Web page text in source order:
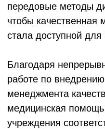
передовые методы
чтобы качественная
стала доступной для
Благодаря
работе по
менеджмента
медицинская
учреждения